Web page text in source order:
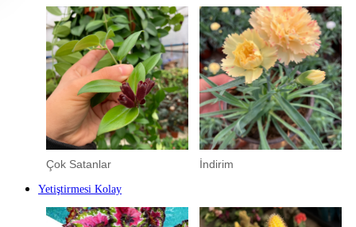
Çok Satanlar İndirim
Yetiştirmesi Kolay